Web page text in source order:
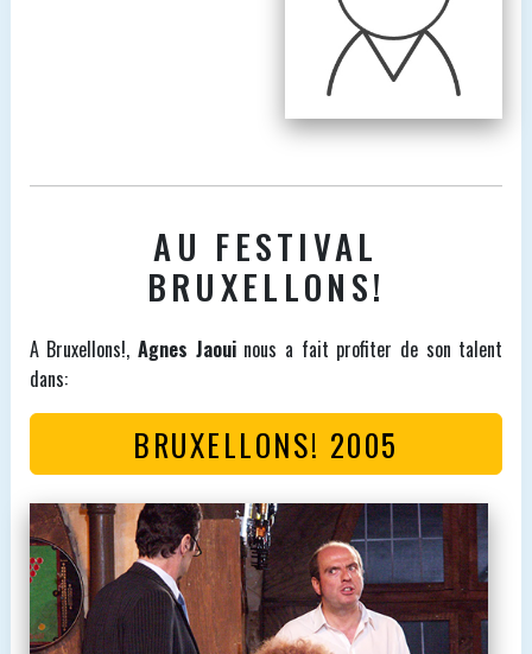
AU FESTIVAL
BRUXELLONS!
A Bruxellons!, Agnes Jaouinous a fait profiter de son talent
dans:
BRUXELLONS! 2005